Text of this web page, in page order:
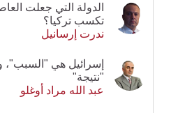
الدولة التي جعلت
تكسب تركيا؟
ندرت إرسانيل
إسرائيل هي "السبب"،
"نتيجة"
عبد الله مراد أوغلو